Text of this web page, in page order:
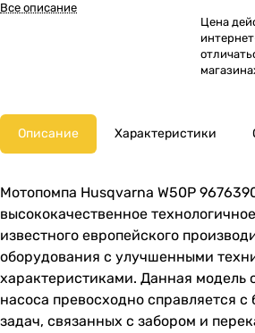
Все описание
Цена
Описание Характеристики
Мотопомпа Husqvarna W50P
высококачественное
известного европейского
оборудования с улучшенными
характеристиками. Данная модель
насоса превосходно справляется
задач, связанных с забором и